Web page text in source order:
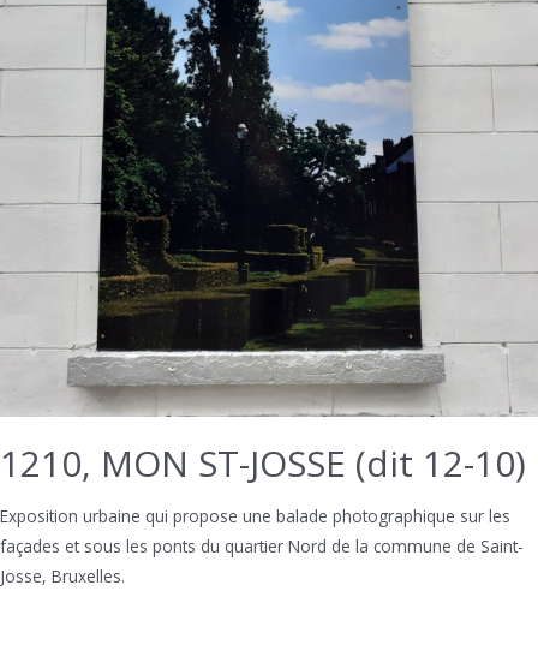
1210, MON ST-JOSSE (dit 12-10)
Exposition urbaine qui propose une balade photographique sur les
façades et sous les ponts du quartier Nord de la commune de Saint-
Josse, Bruxelles.